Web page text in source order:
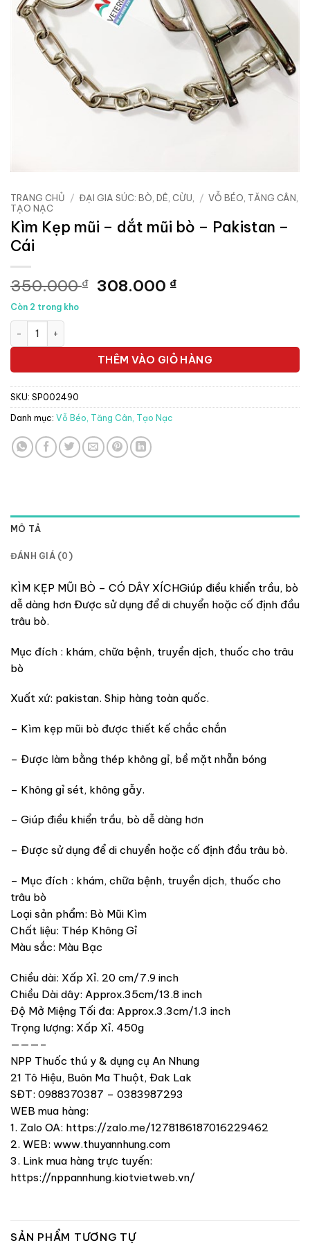
TRANG CHỦ / ĐẠI GIA SÚC: BÒ, DÊ, CỪU, / VỖ BÉO, TĂNG CÂN,
TẠO NẠC
Kìm Kẹp mũi – dắt mũi bò – Pakistan –
Cái
350.000₫ Giá
308.000 ₫Giá
308.000 ₫.
Còn 2 trong kho
Kìm Kẹp mũi - dắt mũi bò - Pakistan - Cái số lượng
THÊM VÀO GIỎ HÀNG
SKU: SP002490
Danh mục: Vỗ Béo, Tăng Cân, Tạo Nạc
MÔ TẢ
ĐÁNH GIÁ (0)
KÌM KẸP MŨI BÒ – CÓ DÂY XÍCHGiúp điều khiển trầu, bò
dễ dàng hơn Được sử dụng để di chuyển hoặc cố định đầu
trâu bò.
Mục đích : khám, chữa bệnh, truyền dịch, thuốc cho trâu
bò
Xuất xứ: pakistan. Ship hàng toàn quốc.
– Kìm kẹp mũi bò được thiết kế chắc chắn
– Được làm bằng thép không gỉ, bề mặt nhẵn bóng
– Không gỉ sét, không gẫy.
– Giúp điều khiển trầu, bò dễ dàng hơn
– Được sử dụng để di chuyển hoặc cố định đầu trâu bò.
– Mục đích : khám, chữa bệnh, truyền dịch, thuốc cho
trâu bò
Loại sản phẩm: Bò Mũi Kìm
Chất liệu: Thép Không Gỉ
Màu sắc: Màu Bạc
Chiều dài: Xấp Xỉ. 20 cm/7.9 inch
Chiều Dài dây: Approx.35cm/13.8 inch
Độ Mở Miệng Tối đa: Approx.3.3cm/1.3 inch
Trọng lượng: Xấp Xỉ. 450g
———–
NPP Thuốc thú y & dụng cụ An Nhung
21 Tô Hiệu, Buôn Ma Thuột, Đak Lak
SĐT: 0988370387 – 0383987293
WEB mua hàng:
1. Zalo OA: https://zalo.me/1278186187016229462
2. WEB: www.thuyannhung.com
3. Link mua hàng trực tuyến:
https://nppannhung.kiotvietweb.vn/
SẢN PHẨM TƯƠNG TỰ